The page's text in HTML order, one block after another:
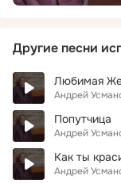
Другие песни
Любимая
Андрей
Попутчица
Андрей
Как ты
Андрей